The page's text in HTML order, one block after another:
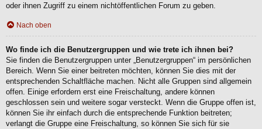
oder ihnen Zugriff zu einem nichtöffentlichen Forum zu geben.
Nach oben
Wo finde ich die Benutzergruppen und wie trete ich ihnen bei?
Sie finden die Benutzergruppen unter „Benutzergruppen“ im persönlichen
Bereich. Wenn Sie einer beitreten möchten, können Sie dies mit der
entsprechenden Schaltfläche machen. Nicht alle Gruppen sind allgemein
offen. Einige erfordern erst eine Freischaltung, andere können
geschlossen sein und weitere sogar versteckt. Wenn die Gruppe offen ist,
können Sie ihr einfach durch die entsprechende Funktion beitreten;
verlangt die Gruppe eine Freischaltung, so können Sie sich für sie